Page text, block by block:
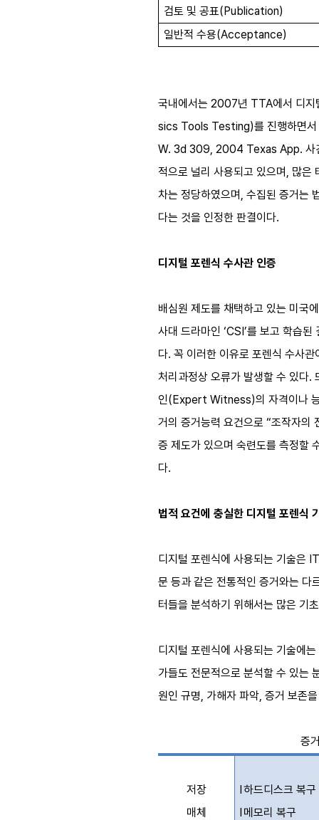
검토 및 공표(Publication)
일반적 수용(Acceptance)
국내에서는 2007년 TTA에서 디지
sics Tools Testing)를 진행하면서
W. 3d 309, 2004 Texas App. 사건
적으로 널리 사용되고 있으며, 많은
차는 정당하였으며, 수집된 증거는
다는 것을 인정한 판결이다.
디지털 포렌식 수사관 인증
배심원 제도를 채택하고 있는 미국
사대 드라마인 ‘CSI’를 보고 학습
다. 꼭 이러한 이유로 포렌식 수사
처리과정상 오류가 발생할 수 있다.
인(Expert Witness)의 자격이나 능
거의 증거능력 요건으로 “조작자의
증 제도가 있으며 숙련도를 측정할
다.
법적 요건에 충실한 디지털 포렌식
디지털 포렌식에 사용되는 기술은
문 등과 같은 전통적인 증거와는 다
터들을 분석하기 위해서는 많은 기
디지털 포렌식에 사용되는 기술에
가들도 전문적으로 분석할 수 있는
원인 규명, 가해자 파악, 증거 보존
증
저장
매체
l하드디스크 복구
l 메모리 복구